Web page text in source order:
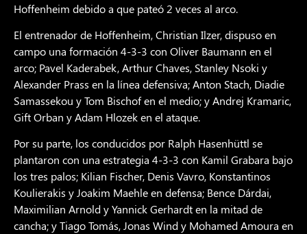
Hoffenheim debido a que pateó 2 veces al arco.
El entrenador de Hoffenheim, Christian Ilzer, dispuso en
campo una formación 4-3-3 con Oliver Baumann en el
arco; Pavel Kaderabek, Arthur Chaves, Stanley Nsoki y
Alexander Prass en la línea defensiva; Anton Stach, Diadie
Samassekou y Tom Bischof en el medio; y Andrej Kramaric,
Gift Orban y Adam Hlozek en el ataque.
Por su parte, los conducidos por Ralph Hasenhüttl se
plantaron con una estrategia 4-3-3 con Kamil Grabara bajo
los tres palos; Kilian Fischer, Denis Vavro, Konstantinos
Koulierakis y Joakim Maehle en defensa; Bence Dárdai,
Maximilian Arnold y Yannick Gerhardt en la mitad de
cancha; y Tiago Tomás, Jonas Wind y Mohamed Amoura en